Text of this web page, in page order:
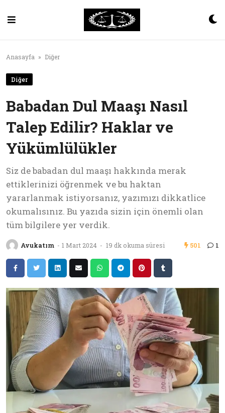
content
Anasayfa » Diğer
Diğer
Babadan Dul Maaşı Nasıl
Talep Edilir? Haklar ve
Yükümlülükler
Siz de babadan dul maaşı hakkında merak
ettiklerinizi öğrenmek ve bu haktan
yararlanmak istiyorsanız, yazımızı dikkatlice
okumalısınız. Bu yazıda sizin için önemli olan
tüm bilgilere yer verdik.
Avukatım - 1 Mart 2024 - 19 dk okuma süresi 501 1